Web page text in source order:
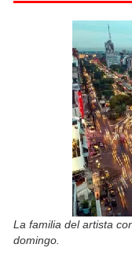
La familia del artista
domingo.